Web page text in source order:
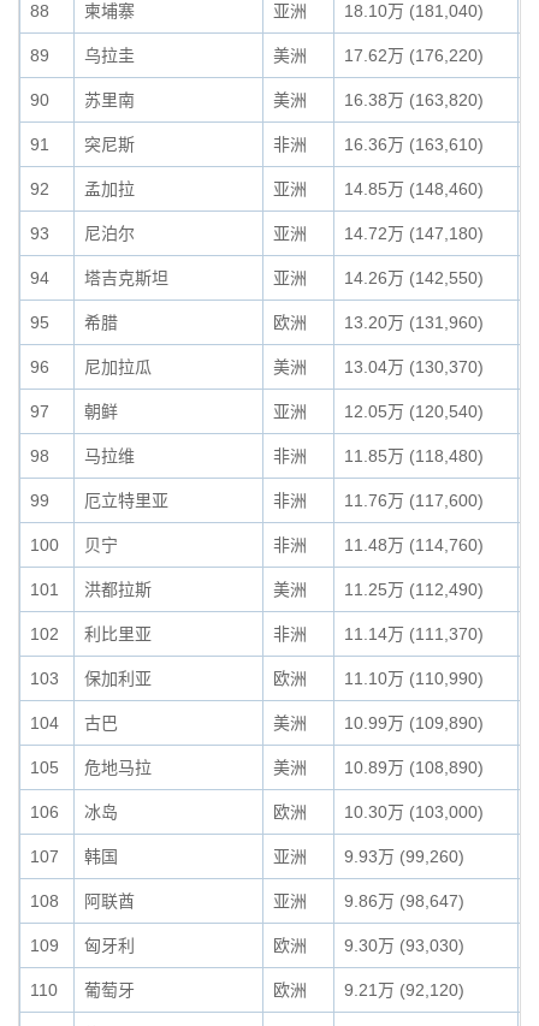
88 柬埔寨 亚洲 18.10万 (181,040)
89 乌拉圭 美洲 17.62万 (176,220)
90 苏里南 美洲 16.38万 (163,820)
91 突尼斯 非洲 16.36万 (163,610)
92 孟加拉 亚洲 14.85万 (148,460)
93 尼泊尔 亚洲 14.72万 (147,180)
94 塔吉克斯坦 亚洲 14.26万 (142,550)
95 希腊 欧洲 13.20万 (131,960)
96 尼加拉瓜 美洲 13.04万 (130,370)
97 朝鲜 亚洲 12.05万 (120,540)
98 马拉维 非洲 11.85万 (118,480)
99 厄立特里亚 非洲 11.76万 (117,600)
100 贝宁 非洲 11.48万 (114,760)
101 洪都拉斯 美洲 11.25万 (112,490)
102 利比里亚 非洲 11.14万 (111,370)
103 保加利亚 欧洲 11.10万 (110,990)
104 古巴 美洲 10.99万 (109,890)
105 危地马拉 美洲 10.89万 (108,890)
106 冰岛 欧洲 10.30万 (103,000)
107 韩国 亚洲 9.93万 (99,260)
108 阿联酋 亚洲 9.86万 (98,647)
109 匈牙利 欧洲 9.30万 (93,030)
110 葡萄牙 欧洲 9.21万 (92,120)